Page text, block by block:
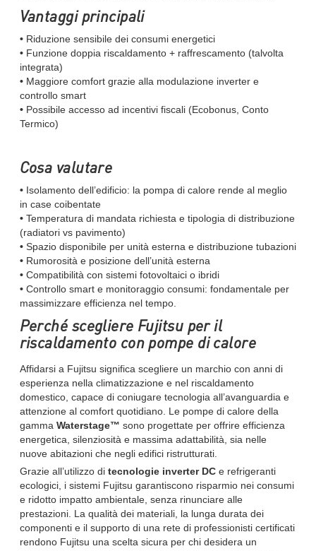
Vantaggi principali
• Riduzione sensibile dei consumi energetici
• Funzione doppia riscaldamento + raffrescamento (talvolta
integrata)
• Maggiore comfort grazie alla modulazione inverter e
controllo smart
• Possibile accesso ad incentivi fiscali (Ecobonus, Conto
Termico)
Cosa valutare
• Isolamento dell’edificio: la pompa di calore rende al meglio
in case coibentate
• Temperatura di mandata richiesta e tipologia di distribuzione
(radiatori vs pavimento)
• Spazio disponibile per unità esterna e distribuzione tubazioni
• Rumorosità e posizione dell’unità esterna
• Compatibilità con sistemi fotovoltaici o ibridi
• Controllo smart e monitoraggio consumi: fondamentale per
massimizzare efficienza nel tempo.
Perché scegliere Fujitsu per il
riscaldamento con pompe di calore
Affidarsi a Fujitsu significa scegliere un marchio con anni di
esperienza nella climatizzazione e nel riscaldamento
domestico, capace di coniugare tecnologia all’avanguardia e
attenzione al comfort quotidiano. Le pompe di calore della
gamma Waterstage™ sono progettate per offrire efficienza
energetica, silenziosità e massima adattabilità, sia nelle
nuove abitazioni che negli edifici ristrutturati.
Grazie all’utilizzo di tecnologie inverter DCe refrigeranti
ecologici, i sistemi Fujitsu garantiscono risparmio nei consumi
e ridotto impatto ambientale, senza rinunciare alle
prestazioni. La qualità dei materiali, la lunga durata dei
componenti e il supporto di una rete di professionisti certificati
rendono Fujitsu una scelta sicura per chi desidera un